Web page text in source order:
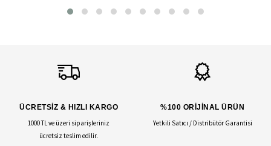
ÜCRETSİZ & HIZLI KARGO
1000 TL ve üzeri siparişleriniz
ücretsiz teslim edilir.
%100 ORİJİNAL ÜRÜN
Yetkili Satıcı / Distribütör Garantisi